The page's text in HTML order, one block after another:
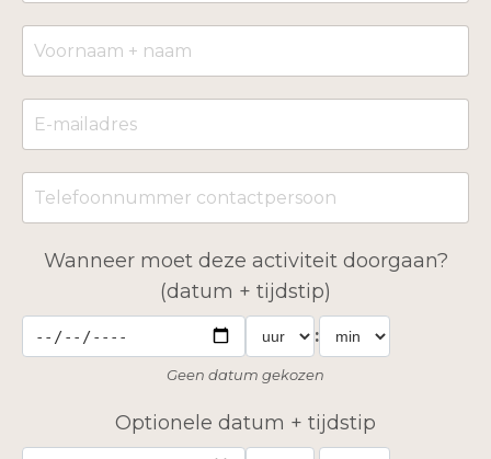
Wanneer moet deze activiteit doorgaan?
(datum + tijdstip)
:
Geen datum gekozen
Optionele datum + tijdstip